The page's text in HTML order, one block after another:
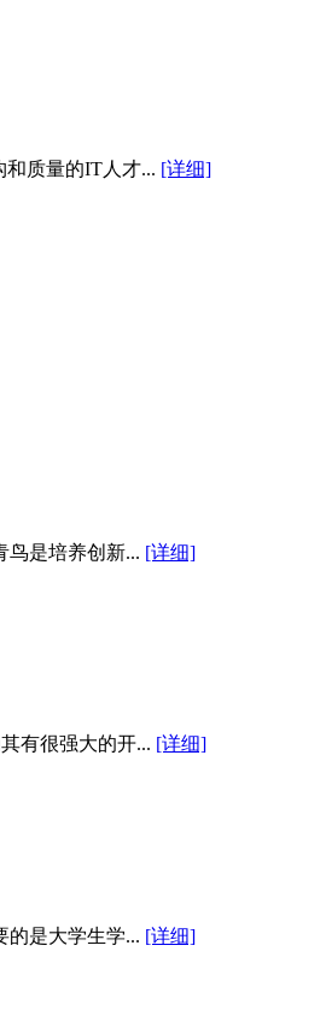
质量的IT人才... [详细]
鸟是培养创新... [详细]
有很强大的开... [详细]
的是大学生学... [详细]